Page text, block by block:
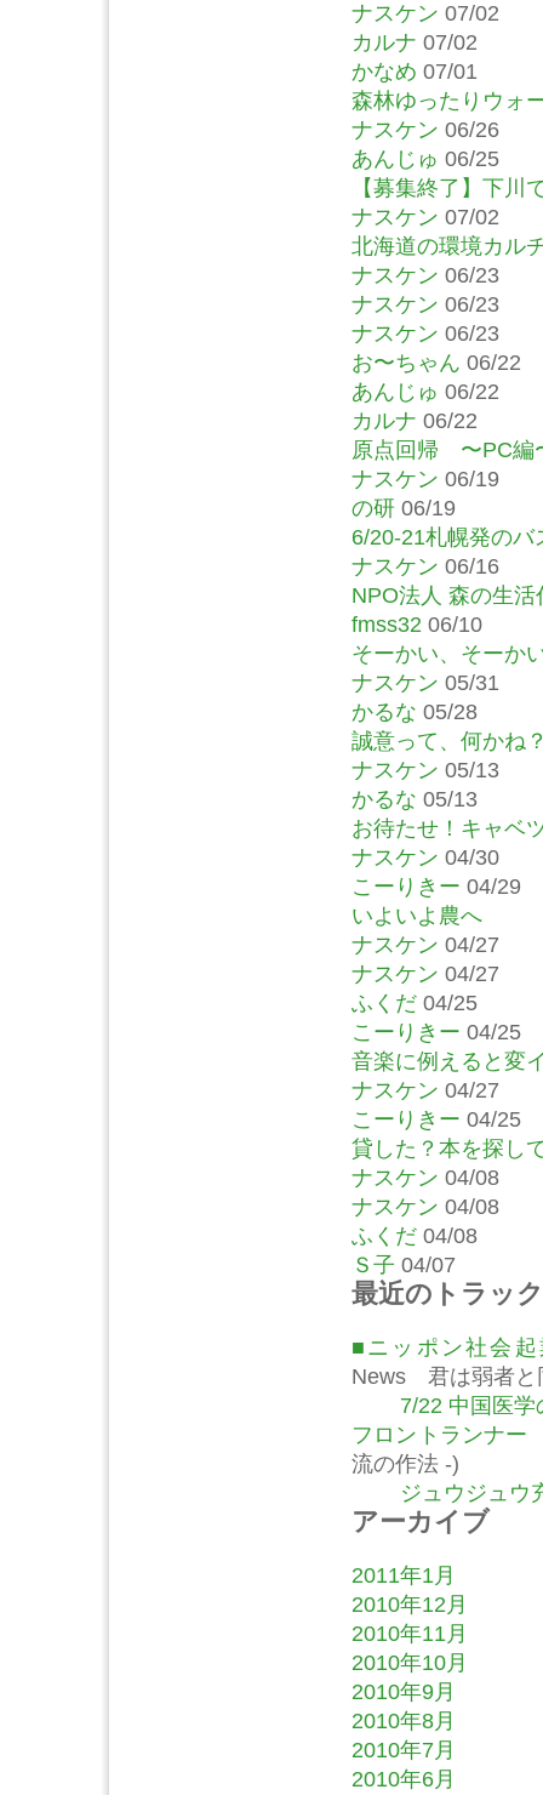
ナスケン 07/02
カルナ 07/02
かなめ 07/01
森林ゆったりウォ
ナスケン 06/26
あんじゅ 06/25
【募集終了】下川
ナスケン 07/02
北海道の環境カル
ナスケン 06/23
ナスケン 06/23
ナスケン 06/23
お〜ちゃん 06/22
あんじゅ 06/22
カルナ 06/22
原点回帰 〜PC編
ナスケン 06/19
の研 06/19
6/20-21札幌発の
ナスケン 06/16
NPO法人 森の生
fmss32 06/10
そーかい、そーか
ナスケン 05/31
かるな 05/28
誠意って、何かね
ナスケン 05/13
かるな 05/13
お待たせ！キャベ
ナスケン 04/30
こーりきー 04/29
いよいよ農へ
ナスケン 04/27
ナスケン 04/27
ふくだ 04/25
こーりきー 04/25
音楽に例えると変
ナスケン 04/27
こーりきー 04/25
貸した？本を探し
ナスケン 04/08
ナスケン 04/08
ふくだ 04/08
Ｓ子 04/07
最近のトラッ
■ニッポン社会
News 君は弱者と
7/22 中国医
フロントランナー
流の作法 -)
ジュウジュウ
アーカイブ
2011年1月
2010年12月
2010年11月
2010年10月
2010年9月
2010年8月
2010年7月
2010年6月